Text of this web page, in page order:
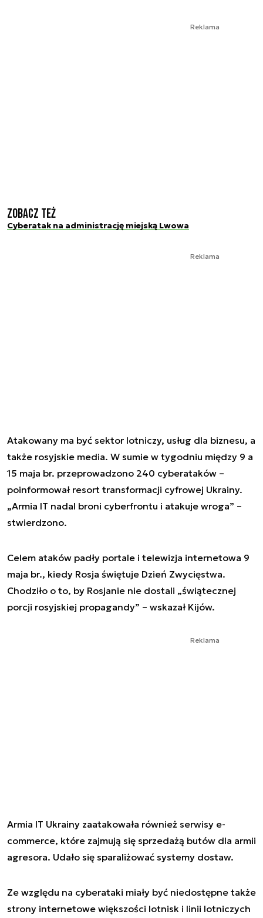
Reklama
Zobacz też
Cyberatak na administrację miejską Lwowa
Reklama
Atakowany ma być sektor lotniczy, usług dla biznesu, a
także rosyjskie media. W sumie w tygodniu między 9 a
15 maja br. przeprowadzono 240 cyberataków –
poinformował resort transformacji cyfrowej Ukrainy.
„Armia IT nadal broni cyberfrontu i atakuje wroga” –
stwierdzono.
Celem ataków padły portale i telewizja internetowa 9
maja br., kiedy Rosja świętuje Dzień Zwycięstwa.
Chodziło o to, by Rosjanie nie dostali „świątecznej
porcji rosyjskiej propagandy” – wskazał Kijów.
Reklama
Armia IT Ukrainy zaatakowała również serwisy e-
commerce, które zajmują się sprzedażą butów dla armii
agresora. Udało się sparaliżować systemy dostaw.
Ze względu na cyberataki miały być niedostępne także
strony internetowe większości lotnisk i linii lotniczych